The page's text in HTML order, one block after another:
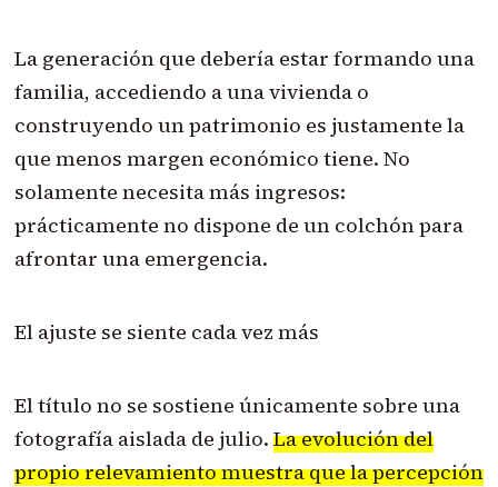
La generación que debería estar formando una
familia, accediendo a una vivienda o
construyendo un patrimonio es justamente la
que menos margen económico tiene. No
solamente necesita más ingresos:
prácticamente no dispone de un colchón para
afrontar una emergencia.
El ajuste se siente cada vez más
El título no se sostiene únicamente sobre una
fotografía aislada de julio. La evolución del
propio relevamiento muestra que la percepción